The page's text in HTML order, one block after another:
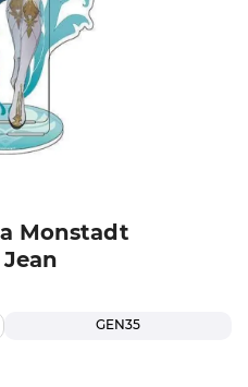
Monstadt
GEN35